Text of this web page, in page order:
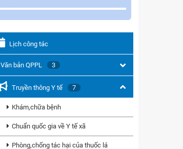
Lịch công tác
Văn bản QPPL 3
Truyền thông Y tế 7
Khám,chữa bệnh
Chuẩn quốc gia về Y tế xã
Phòng,chống tác hại của thuốc lá